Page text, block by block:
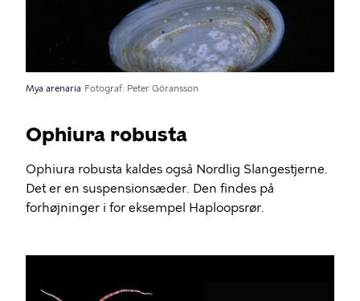
Mya arenaria Fotograf Peter Göransson
Ophiura robusta
Ophiura robusta kaldes også Nordlig Slangestjerne.
Det er en suspensionsæder. Den findes på
forhøjninger i for eksempel Haploopsrør.